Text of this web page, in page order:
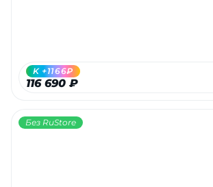
116 690 ₽
K +1166₽
Без RuStore